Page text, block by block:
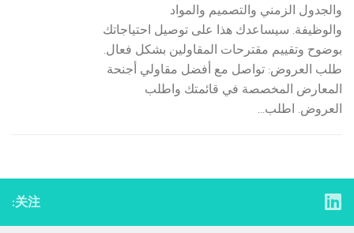
والجدول الزمني والتصميم والمواد
والوظيفة. سيساعدك هذا على توصيل احتياجاتك
بوضوح وتقييم مقترحات المقاولين بشكل فعال.
طلب العروض: تواصل مع أفضل مقاولي أجنحة
المعارض المخصصة في قائمتك واطلب
العروض. اطلب...
关注: